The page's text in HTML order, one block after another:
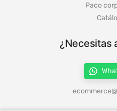
Paco
¿Necesitas